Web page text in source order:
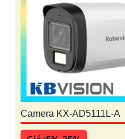
Camera KX-AD5111L-A